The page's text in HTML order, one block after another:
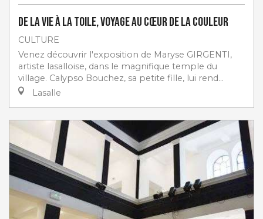
De la Vie à la Toile, Voyage au Cœur de la Couleur
CULTURE
Venez découvrir l'exposition de Maryse GIRGENTI,
artiste lasalloise, dans le magnifique temple du
village. Calypso Bouchez, sa petite fille, lui rend...
Lasalle